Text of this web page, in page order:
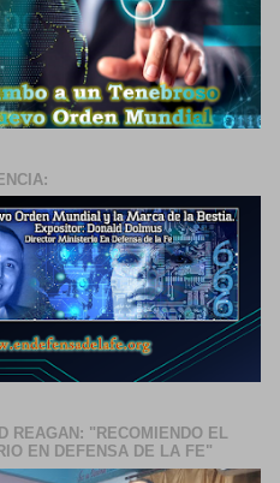
REAGAN: "RECOMIENDO EL
EN DEFENSA DE LA FE"